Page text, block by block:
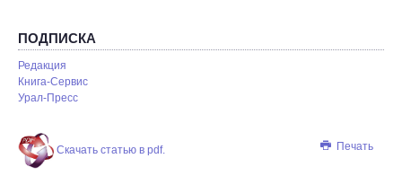
ПОДПИСКА
Редакция
Книга-Сервис
Урал-Пресс
Печать
Скачать статью в pdf.